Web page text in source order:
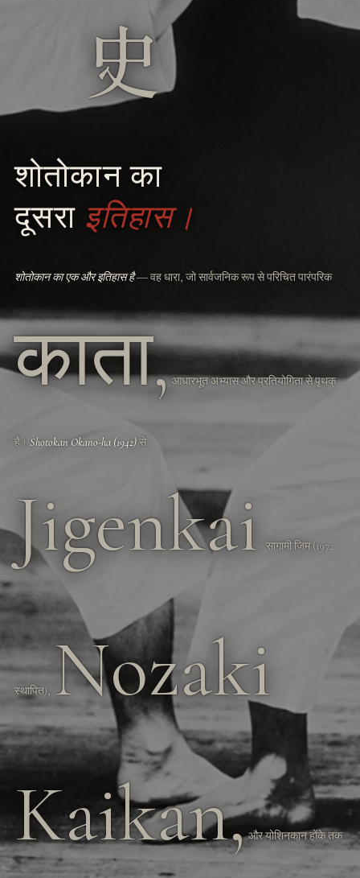
史
史
शोतोकान का
दूसरा इतिहास।
शोतोकान का एक और इतिहास है― वह धारा, जो सार्वजनिक रूप से परिचित पारंपरिक
काता,आधारभूत अभ्यास और प्रतियोगिता से पृथक्
है। Shotokan Okano-ha (1942)से
Jigenkai · सागामी जिम (1972
स्थापित), Nozaki
Kaikan,और योशिनकान होंके तक